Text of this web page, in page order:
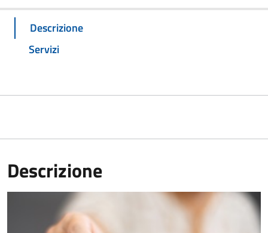
Descrizione
Servizi
Descrizione